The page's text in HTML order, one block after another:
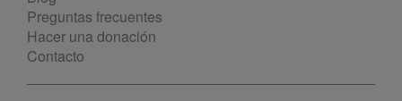
Preguntas frecuentes
Hacer una donación
Contacto